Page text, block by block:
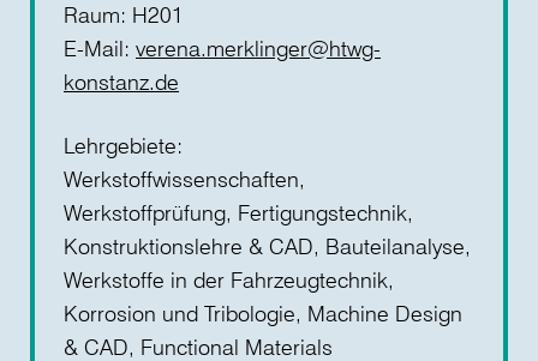
Raum: H201
E-Mail: verena.merklinger@htwg-
konstanz.de
Lehrgebiete:
Werkstoffwissenschaften,
Werkstoffprüfung, Fertigungstechnik,
Konstruktionslehre & CAD, Bauteilanalyse,
Werkstoffe in der Fahrzeugtechnik,
Korrosion und Tribologie, Machine Design
& CAD, Functional Materials